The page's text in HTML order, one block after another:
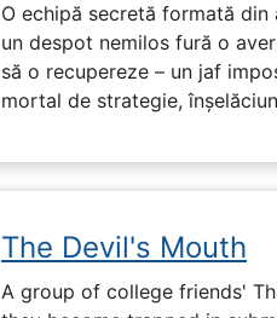
O echipă secretă formată
un despot nemilos fură o
să o recupereze – un jaf
mortal de strategie,
The Devil's Mouth
A group of college friends'